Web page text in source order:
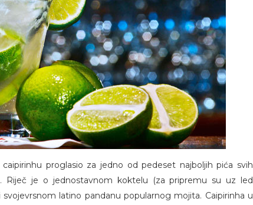
proglasio za jedno od pedeset najboljih pića svih
Riječ je o jednostavnom koktelu (za pripremu su uz led
latino pandanu popularnog mojita. Caipirinha u